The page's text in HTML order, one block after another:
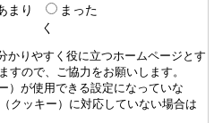
まり
まった
く
りやすく役に立つホームページとす
すので、ご協力をお願いします。
）が使用できる設定になっていな
クッキー）に対応していない場合は